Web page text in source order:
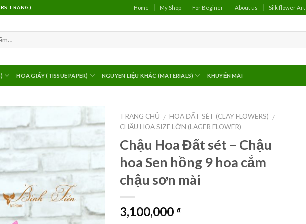
TRANG) Home My Shop For Beginer About us Silk flower Art
HOA GIẤY (TISSUE PAPER) NGUYÊN LIỆU KHÁC (MATERIALS) KHUYẾN MÃI
TRANG CHỦ / HOA ĐẤT SÉT (CLAY FLOWERS) /
CHẬU HOA SIZE LỚN (LAGER FLOWER)
Chậu Hoa Đất sét – Chậu
hoa Sen hồng 9 hoa cắm
chậu sơn mài
3,100,000 ₫